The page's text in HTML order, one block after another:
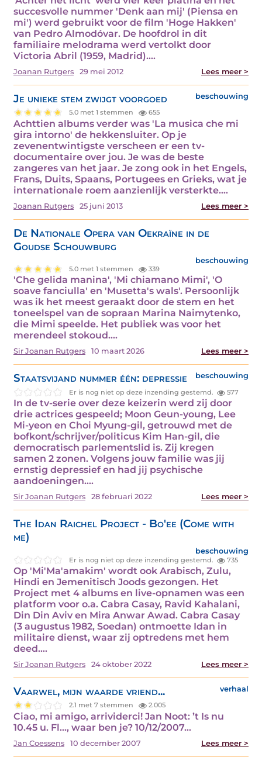
succesvolle nummer 'Denk aan mij' (Piensa en
mi') werd gebruikt voor de film 'Hoge Hakken'
van Pedro Almodóvar. De hoofdrol in dit
familiaire melodrama werd vertolkt door
Victoria Abril (1959, Madrid).…
Joanan Rutgers 29 mei 2012 Lees meer >
Je unieke stem zwijgt voorgoed beschouwing
5.0 met 1 stemmen 655
Achttien albums verder was 'La musica che mi
gira intorno' de hekkensluiter. Op je
zevenentwintigste verscheen er een tv-
documentaire over jou. Je was de beste
zangeres van het jaar. Je zong ook in het Engels,
Frans, Duits, Spaans, Portugees en Grieks, wat je
internationale roem aanzienlijk versterkte.…
Joanan Rutgers 25 juni 2013 Lees meer >
De Nationale Opera van Oekraïne in de
Goudse Schouwburg
beschouwing
5.0 met 1 stemmen 339
'Che gelida manina', 'Mi chiamano Mimi', 'O
soave fanciulla' en 'Musetta's wals'. Persoonlijk
was ik het meest geraakt door de stem en het
toneelspel van de sopraan Marina Naimytenko,
die Mimi speelde. Het publiek was voor het
merendeel stokoud.…
Sir Joanan Rutgers 10 maart 2026 Lees meer >
Staatsvijand nummer één: depressie beschouwing
Er is nog niet op deze inzending gestemd. 577
In de tv-serie over deze keizerin werd zij door
drie actrices gespeeld; Moon Geun-young, Lee
Mi-yeon en Choi Myung-gil, getrouwd met de
bofkont/schrijver/politicus Kim Han-gil, die
democratisch parlementslid is. Zij kregen
samen 2 zonen. Volgens jouw familie was jij
ernstig depressief en had jij psychische
aandoeningen.…
Sir Joanan Rutgers 28 februari 2022 Lees meer >
The Idan Raichel Project - Bo'ee (Come with
me)
beschouwing
Er is nog niet op deze inzending gestemd. 735
Op 'Mi'Ma'amakim' wordt ook Arabisch, Zulu,
Hindi en Jemenitisch Joods gezongen. Het
Project met 4 albums en live-opnamen was een
platform voor o.a. Cabra Casay, Ravid Kahalani,
Din Din Aviv en Mira Anwar Awad. Cabra Casay
(3 augustus 1982, Soedan) ontmoette Idan in
militaire dienst, waar zij optredens met hem
deed.…
Sir Joanan Rutgers 24 oktober 2022 Lees meer >
Vaarwel, mijn waarde vriend... verhaal
2.1 met 7 stemmen 2.005
Ciao, mi amigo, arrividerci! Jan Noot: ’t Is nu
10.45 u. Fl..., waar ben je? 10/12/2007…
Jan Coessens 10 december 2007 Lees meer >